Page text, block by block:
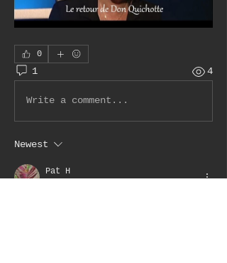
0
1 4
Write a comment...
Newest
Pat H
Jun 21, 2022